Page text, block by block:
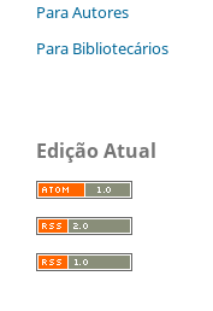
Para Autores
Para Bibliotecários
Edição Atual